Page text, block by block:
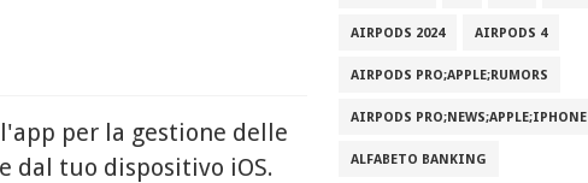
per la gestione delle
dal tuo dispositivo iOS.
AIRPODS 2024 AIRPODS 4
AIRPODS PRO;APPLE;RUMORS
AIRPODS PRO;NEWS;APPLE;IPHONE
ALFABETO BANKING